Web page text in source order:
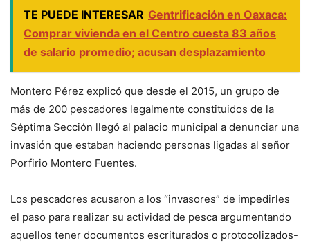
TE PUEDE INTERESAR Gentrificación en Oaxaca:
Comprar vivienda en el Centro cuesta 83 años
de salario promedio; acusan desplazamiento
Montero Pérez explicó que desde el 2015, un grupo de
más de 200 pescadores legalmente constituidos de la
Séptima Sección llegó al palacio municipal a denunciar una
invasión que estaban haciendo personas ligadas al señor
Porfirio Montero Fuentes.
Los pescadores acusaron a los “invasores” de impedirles
el paso para realizar su actividad de pesca argumentando
aquellos tener documentos escriturados o protocolizados-